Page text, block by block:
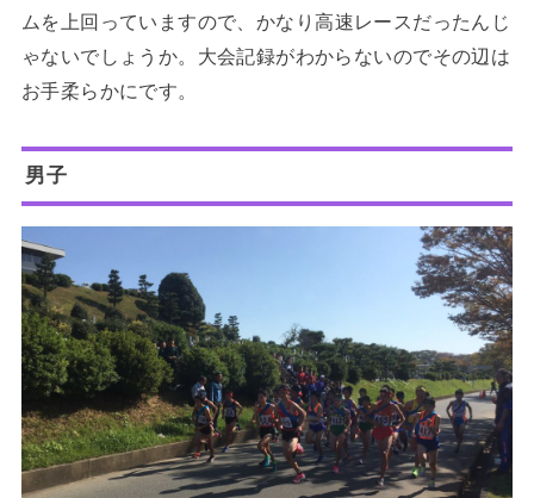
ムを上回っていますので、 かなり高速レースだったんじ
ゃないでしょうか。大会記録がわからないのでその辺は
お手柔らかにです。
男子